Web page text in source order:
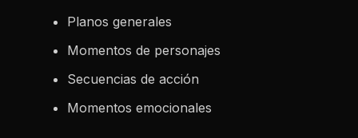
Planos generales
Momentos de personajes
Secuencias de acción
Momentos emocionales